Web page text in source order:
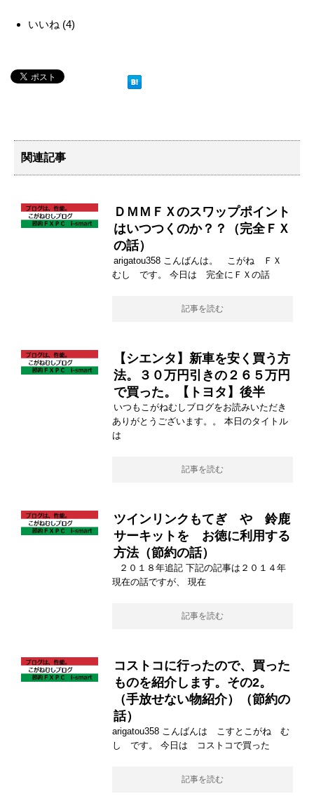
いいね (4)
関連記事
ＤＭＭＦＸのスワップポイント
はいつつくのか？？（完全ＦＸ
の話）
arigatou358 こんばんは。 こがね ＦＸ
むし です。 今日は 完全にＦＸの話
記事を読む
【シエンタ】新車を安く買う方
法。３０万円引きの２６５万円
で買った。【トヨタ】後半
いつもこがねむしブログをお読みいただき
ありがとうございます。。 本日のタイトル
は
記事を読む
ツインリンクもてぎ や 鈴鹿
サーキットを お徳に利用する
方法（節約の話）
２０１８年追記 下記の記事は２０１４年
現在の話ですが、 現在
記事を読む
コストコに行ったので、買った
ものを紹介します。その2。
（手放せない物紹介）（節約の
話）
arigatou358 こんばんは こすとこがね む
し です。 今日は コストコで買った
記事を読む